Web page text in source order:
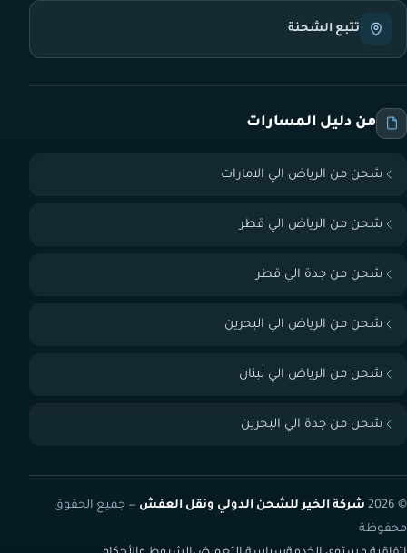
تتبع الشحنة
من دليل المسارات
شحن من الرياض الي الامارات
شحن من الرياض الي قطر
شحن من جدة الي قطر
شحن من الرياض الي البحرين
شحن من الرياض الي لبنان
شحن من جدة الي البحرين
© 2026 شركة الخير للشحن الدولي ونقل العفش — جميع الحقوق
محفوظة